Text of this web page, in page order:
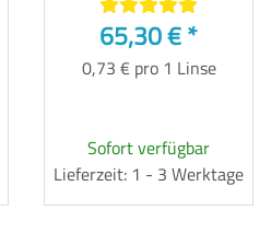
65,30 €*
0,73 € pro 1 Linse
Sofort verfügbar
Lieferzeit: 1 - 3 Werktage